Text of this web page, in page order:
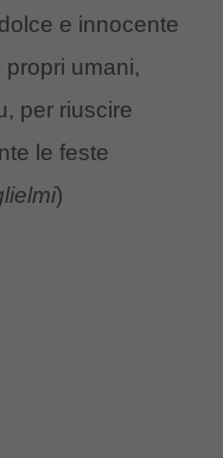
e innocente
umani,
per riuscire
le feste
)